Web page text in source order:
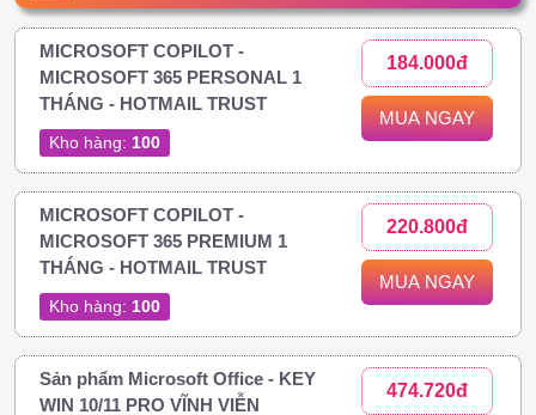
MICROSOFT COPILOT -
MICROSOFT 365 PERSONAL 1
THÁNG - HOTMAIL TRUST
Kho hàng: 100
184.000đ
MUA NGAY
MICROSOFT COPILOT -
MICROSOFT 365 PREMIUM 1
THÁNG - HOTMAIL TRUST
Kho hàng: 100
220.800đ
MUA NGAY
Sản phẩm Microsoft Office - KEY
WIN 10/11 PRO VĨNH VIỄN
474.720đ